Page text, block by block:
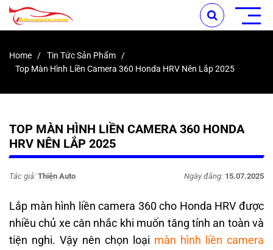
Home
Tin Tức Sản Phẩm
Top Màn Hình Liền Camera 360 Honda HRV Nên Lắp 2025
TOP MÀN HÌNH LIỀN CAMERA 360 HONDA
HRV NÊN LẮP 2025
Tác giả: Thiện Auto Ngày đăng: 15.07.2025
Lắp màn hình liền camera 360 cho Honda HRV được
nhiều chủ xe cân nhắc khi muốn tăng tính an toàn và
tiện nghi. Vậy nên chọn loại màn hình liền camera